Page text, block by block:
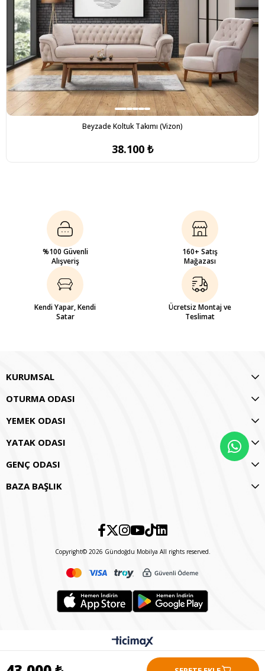
Beyzade Koltuk Takımı (Vizon)
38.100 ₺
%100 Güvenli
Alışveriş
160+ Satış
Mağazası
Kendi Yapar, Kendi
Satar
Ücretsiz Montaj ve
Teslimat
KURUMSAL
OTURMA ODASI
YEMEK ODASI
YATAK ODASI
GENÇ ODASI
BAZA BAŞLIK
Copyright© 2026 Gündoğdu Mobilya All rights reserved.